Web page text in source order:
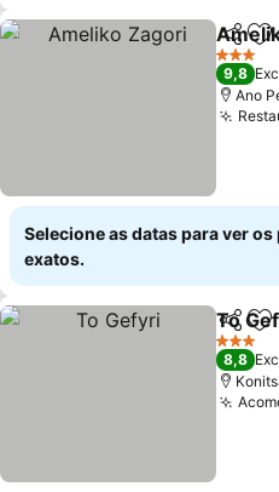
3 Estrelas
9,8
Ano
Selecione as datas para ver
exatos.
To
3 Estrelas
8,8